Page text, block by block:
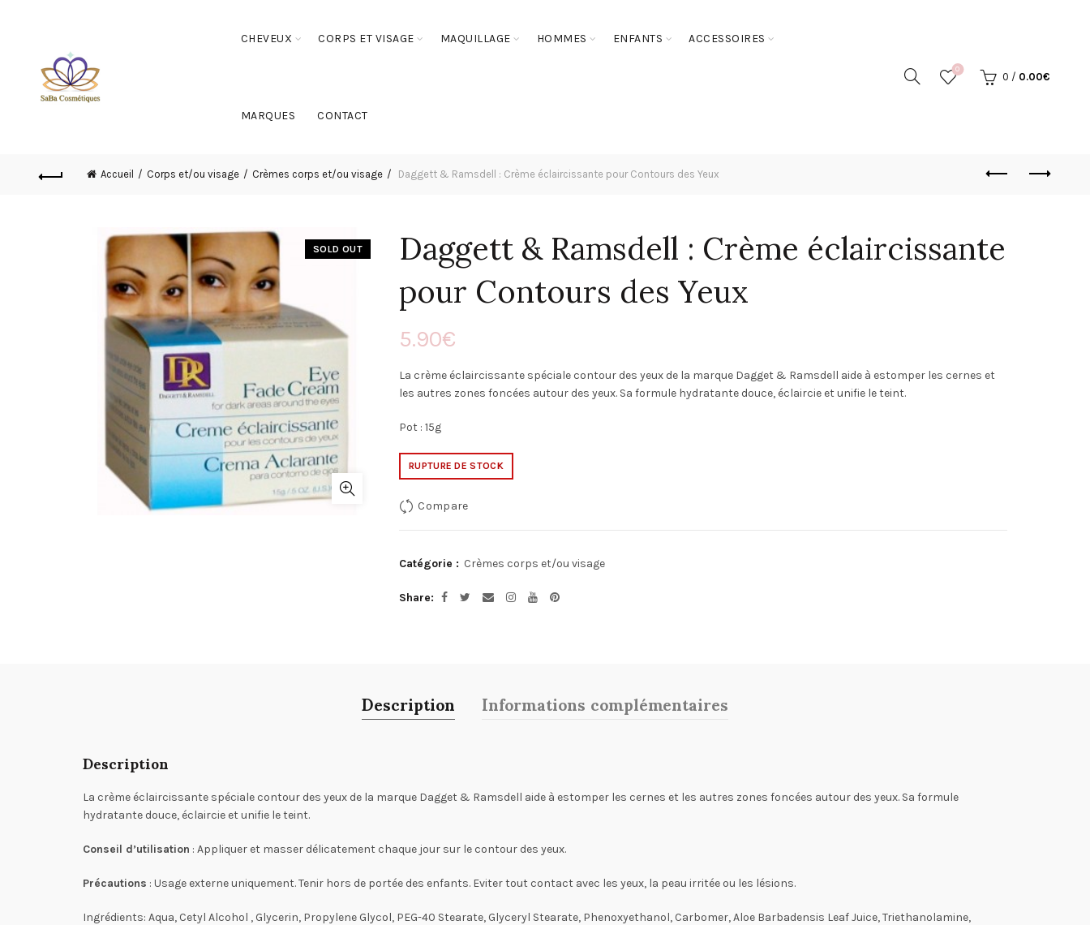
CHEVEUX CORPS ET VISAGE MAQUILLAGE HOMMES ENFANTS ACCESSOIRES
MARQUES CONTACT
0
0 / 0.00€
Accueil Corps et/ou visage Crèmes corps et/ou visage Daggett & Ramsdell : Crème éclaircissante pour Contours des Yeux
SOLD OUT
Daggett & Ramsdell : Crème éclaircissante
pour Contours des Yeux
5.90€
La crème éclaircissante spéciale contour des yeux de la marque Dagget & Ramsdell aide à estomper les cernes et
les autres zones foncées autour des yeux. Sa formule hydratante douce, éclaircie et unifie le teint.
Pot : 15g
RUPTURE DE STOCK
Compare
Catégorie : Crèmes corps et/ou visage
Share
Description Informations complémentaires
Description
La crème éclaircissante spéciale contour des yeux de la marque Dagget & Ramsdell aide à estomper les cernes et les autres zones foncées autour des yeux. Sa formule
hydratante douce, éclaircie et unifie le teint.
Conseil d’utilisation : Appliquer et masser délicatement chaque jour sur le contour des yeux.
Précautions : Usage externe uniquement. Tenir hors de portée des enfants. Eviter tout contact avec les yeux, la peau irritée ou les lésions.
Ingrédients: Aqua, Cetyl Alcohol , Glycerin, Propylene Glycol, PEG-40 Stearate, Glyceryl Stearate, Phenoxyethanol, Carbomer, Aloe Barbadensis Leaf Juice, Triethanolamine,